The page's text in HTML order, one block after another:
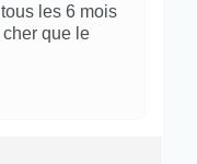
les 6 mois
que le